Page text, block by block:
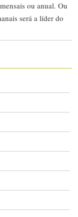
ou anual. Ou
será a líder do